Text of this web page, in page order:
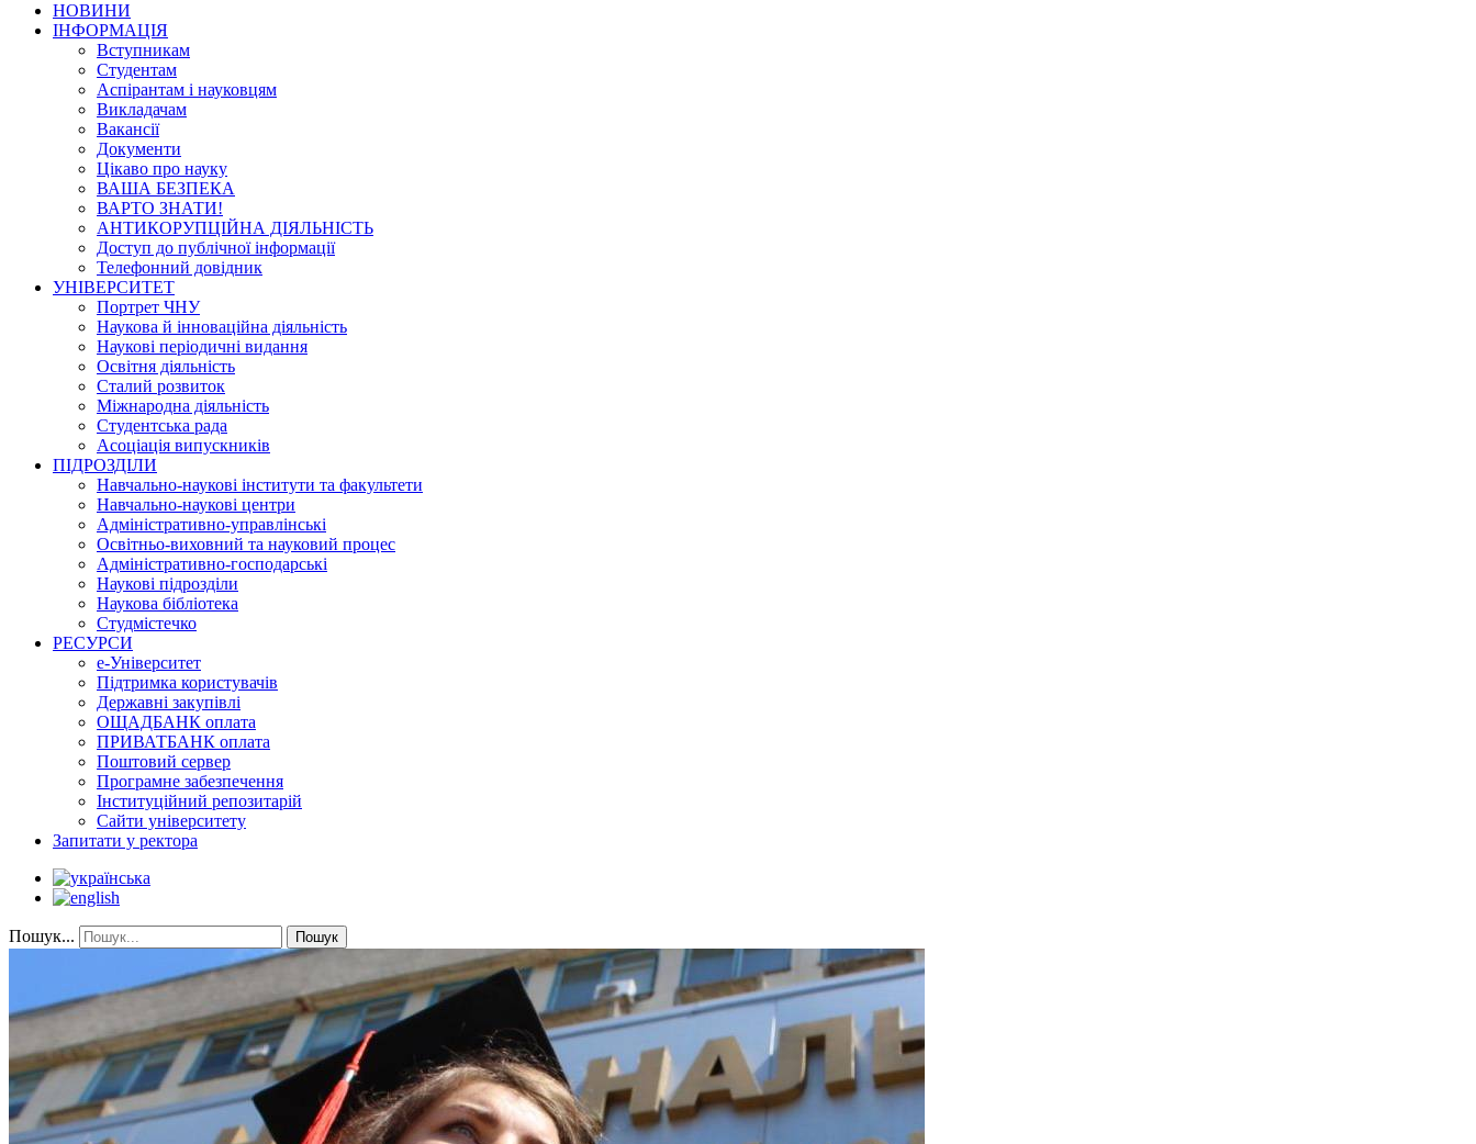
НОВИНИ
ІНФОРМАЦІЯ
Вступникам
Студентам
Аспірантам і науковцям
Викладачам
Вакансії
Документи
Цікаво про науку
ВАША БЕЗПЕКА
ВАРТО ЗНАТИ!
АНТИКОРУПЦІЙНА ДІЯЛЬНІСТЬ
Доступ до публічної інформації
Телефонний довідник
УНІВЕРСИТЕТ
Портрет ЧНУ
Наукова й інноваційна діяльність
Наукові періодичні видання
Освітня діяльність
Сталий розвиток
Міжнародна діяльність
Студентська рада
Асоціація випускників
ПІДРОЗДІЛИ
Навчально-наукові інститути та факультети
Навчально-наукові центри
Адміністративно-управлінські
Освітньо-виховний та науковий процес
Адміністративно-господарські
Наукові підрозділи
Наукова бібліотека
Студмістечко
РЕСУРСИ
е-Університет
Підтримка користувачів
Державні закупівлі
ОЩАДБАНК оплата
ПРИВАТБАНК оплата
Поштовий сервер
Програмне забезпечення
Інституційний репозитарій
Сайти університету
Запитати у ректора
Пошук... Пошук